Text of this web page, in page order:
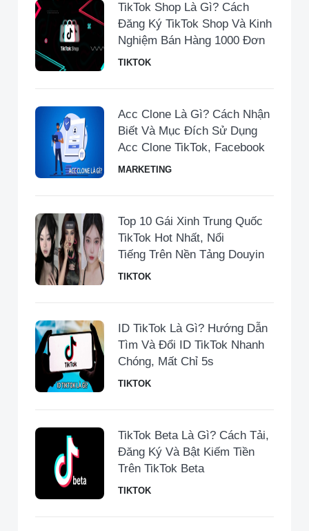
TikTok Shop Là Gì? Cách
Đăng Ký TikTok Shop Và Kinh
Nghiệm Bán Hàng 1000 Đơn
TIKTOK
Acc Clone Là Gì? Cách Nhận
Biết Và Mục Đích Sử Dụng
Acc Clone TikTok, Facebook
MARKETING
Top 10 Gái Xinh Trung Quốc
TikTok Hot Nhất, Nổi
Tiếng Trên Nền Tảng Douyin
TIKTOK
ID TikTok Là Gì? Hướng Dẫn
Tìm Và Đổi ID TikTok Nhanh
Chóng, Mất Chỉ 5s
TIKTOK
TikTok Beta Là Gì? Cách Tải,
Đăng Ký Và Bật Kiếm Tiền
Trên TikTok Beta
TIKTOK